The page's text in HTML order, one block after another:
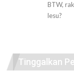
BTW,
lesu?
Tinggalkan